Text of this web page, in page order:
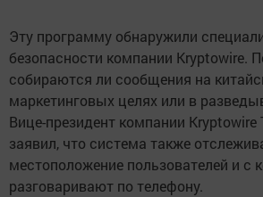
Эту программу обнаружили
безопасности компании Kryptowire.
собираются ли сообщения на
маркетинговых целях или в
Вице-президент компании
заявил, что система также
местоположение пользователей и с
разговаривают по телефону.